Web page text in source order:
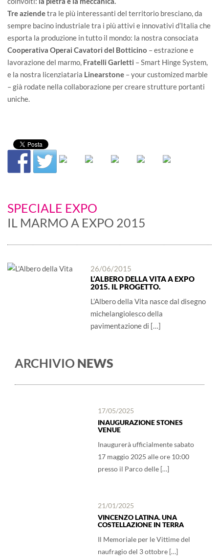
Tre aziendetra le più interessanti del territorio bresciano, da
sempre bacino industriale tra i più attivi e innovativi d’Italia che
esporta la produzione in tutto il mondo: la nostra consociata
Cooperativa Operai Cavatori del Botticino – estrazione e
lavorazione del marmo, Fratelli Garletti – Smart Hinge System,
e la nostra licenziataria Linearstone – your customized marble
– già rodate nella collaborazione per creare strutture portanti
uniche.
SPECIALE EXPO
IL MARMO A EXPO 2015
26/06/2015
L’ALBERO DELLA VITA A EXPO
2015. IL PROGETTO.
L’Albero della Vita nasce dal disegno
michelangiolesco della
pavimentazione di […]
ARCHIVIO NEWS
17/05/2025
INAUGURAZIONE STONES
VENUE
Inaugurerà ufficialmente sabato
17 maggio 2025 alle ore 10:00
presso il Parco delle […]
21/01/2025
VINCENZO LATINA. UNA
COSTELLAZIONE IN TERRA
Il Memoriale per le Vittime del
naufragio del 3 ottobre […]